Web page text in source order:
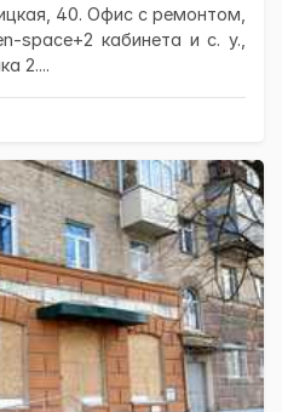
40. Офис с ремонтом,
space+2 кабинета и с. у.,
2....